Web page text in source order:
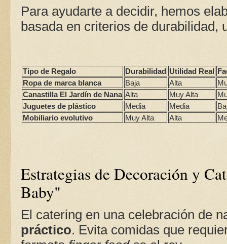
Para ayudarte a decidir, hemos
basada en criterios de durabilidad,
Tipo de Regalo Durabilidad Utilidad Real
Ropa de marca blanca
Baja Alta
Canastilla El Jardín de Nana Alta Muy Alta
Juguetes de plástico
Media Media
Mobiliario evolutivo
Muy Alta Alta
Estrategias de Decoración y
Baby"
El catering en una celebración de
práctico. Evita comidas que